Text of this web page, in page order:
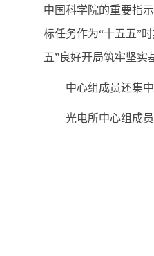
中国科学院的重要指
标任务作为“十五五”
五”良好开局筑牢坚实
中心组成员还集
光电所中心组成